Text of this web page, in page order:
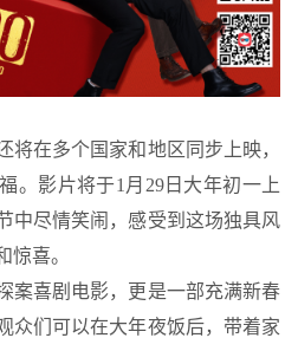
将在多个国家和地区同步上映，
。影片将于1月29日大年初一上
中尽情笑闹，感受到这场独具风
惊喜。
案喜剧电影，更是一部充满新春
众们可以在大年夜饭后，带着家